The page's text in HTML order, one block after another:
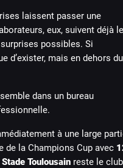
laissent passer une
eux, suivent déjà
possibles. Si
d’exister, mais en dehors du
à une large
de la Champions Cup avec
Stade Toulousainreste le club